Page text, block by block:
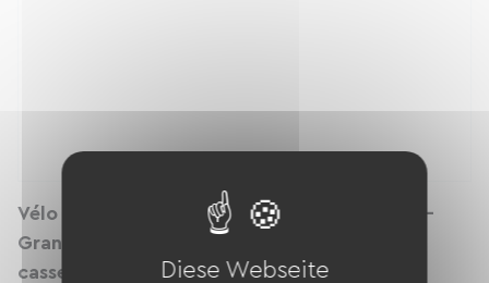
Vélo électrique GRANVILLE E-ABSOLUTE-35 -
Grande Autonomie - Taille M - 🛡️Garantie
casse/vol incluseDiese Webseite